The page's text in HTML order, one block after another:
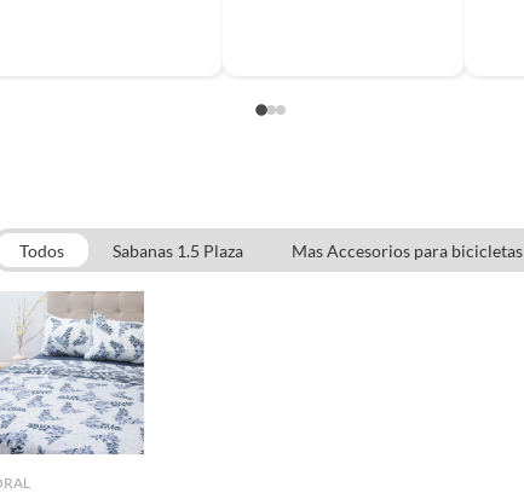
Todos Sabanas 1.5 Plaza Mas Accesorios para bicicletas